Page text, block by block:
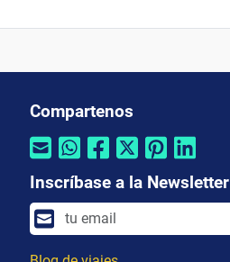
Compartenos
Inscríbase a la Newsletter